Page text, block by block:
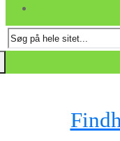
Søg
efter: